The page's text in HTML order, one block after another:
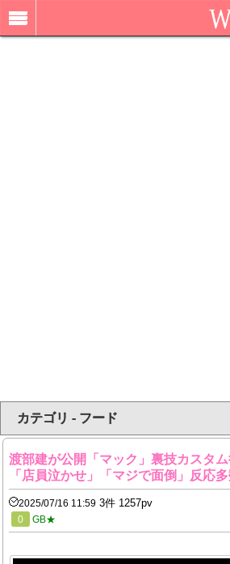
カテゴリ - フード
渡部建が公開「マック」裏技カスタム
「店員泣かせ」「マジで面倒」反応
2025/07/16 11:59 3件 1257pv
0 GB★